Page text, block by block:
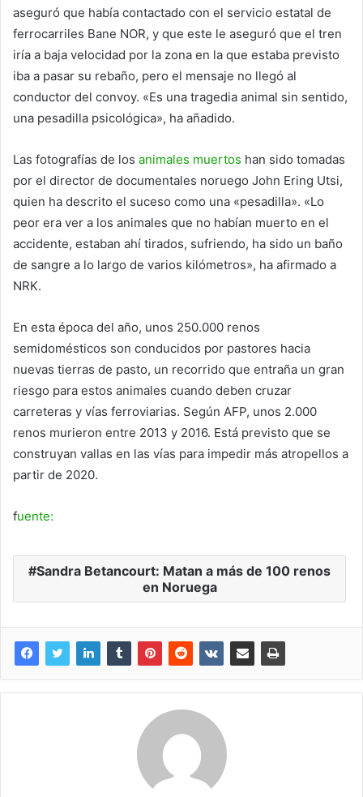
aseguró que había contactado con el servicio estatal de
ferrocarriles Bane NOR, y que este le aseguró que el tren
iría a baja velocidad por la zona en la que estaba previsto
iba a pasar su rebaño, pero el mensaje no llegó al
conductor del convoy. «Es una tragedia animal sin sentido,
una pesadilla psicológica», ha añadido.
Las fotografías de los animales muertos han sido tomadas
por el director de documentales noruego John Ering Utsi,
quien ha descrito el suceso como una «pesadilla». «Lo
peor era ver a los animales que no habían muerto en el
accidente, estaban ahí tirados, sufriendo, ha sido un baño
de sangre a lo largo de varios kilómetros», ha afirmado a
NRK.
En esta época del año, unos 250.000 renos
semidomésticos son conducidos por pastores hacia
nuevas tierras de pasto, un recorrido que entraña un gran
riesgo para estos animales cuando deben cruzar
carreteras y vías ferroviarias. Según AFP, unos 2.000
renos murieron entre 2013 y 2016. Está previsto que se
construyan vallas en las vías para impedir más atropellos a
partir de 2020.
fuente:
Sandra Betancourt: Matan a más de 100 renos
en Noruega